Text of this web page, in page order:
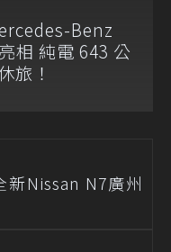
Benz
相 純電 643 公
旅！
Nissan N7廣州